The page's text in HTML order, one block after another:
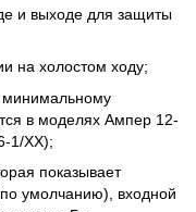
и выходе для защиты
на холостом ходу;
минимальному
в моделях Ампер 12-
1/ХХ);
показывает
умолчанию), входной